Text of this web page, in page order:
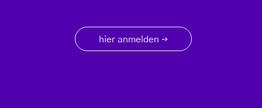
hier anmelden →